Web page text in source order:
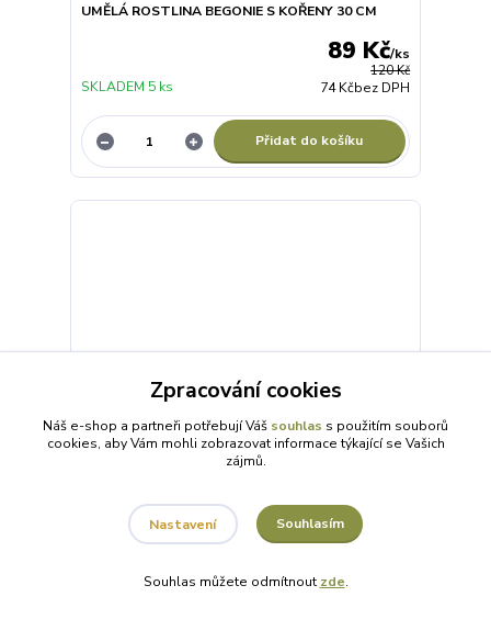
UMĚLÁ ROSTLINA BEGONIE S KOŘENY 30 CM
120 Kč
89 Kč/ks
74 Kčbez DPH
SKLADEM 5 ks
Přidat do košíku
UMĚLÝ STONEK S ČERVENÝMI KVĚTY 85 CM
99 Kč
Zpracování cookies
Náš e-shop a partneři potřebují Váš souhlas s použitím souborů
cookies, aby Vám mohli zobrazovat informace týkající se Vašich
zájmů.
Nastavení Souhlasím
Souhlas můžete odmítnout zde.